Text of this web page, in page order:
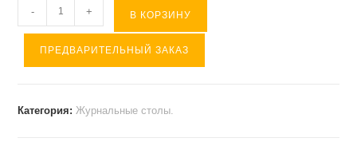
Количество
товара
Журнальный
- + В КОРЗИНУ
ПРЕДВАРИТЕЛЬНЫЙ ЗАКАЗ
Категория: Журнальные столы.